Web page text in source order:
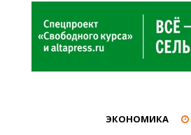
ЭКОНОМИКА